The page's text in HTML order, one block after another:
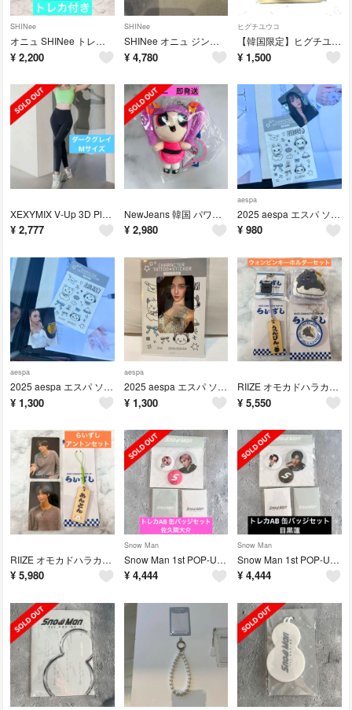
SHINee
オニュ SHINee ‎トレカ付き 靴下 ONEW JJINGNYANG'S
¥ 2,200
SHINee
SHINee オニュ ジンニャン ポップアップ モニターフィギュア 2個セット
¥ 4,780
ヒグチユウコ
【韓国限定】ヒグチユウコ ギュスターブくん スマホグリップ
¥ 1,500
XEXYMIX V-Up 3D Plus レギンス ダークグレイ M
¥ 2,777
NewJeans 韓国 パワーパフガールズ ぬいぐるみキーホルダー ハニ
¥ 2,980
aespa
2025 aespa エスパ ソウルコン タトゥーシール トレカ付き ジゼル
¥ 980
aespa
2025 aespa エスパ ソウルコン タトゥーシール トレカ付き カリナ
¥ 1,300
aespa
2025 aespa エスパ ソウルコン タトゥーシール トレカ付き ニンニン
¥ 1,300
RIIZE オモカドハラカド らいずし キーホルダーセット ウォンビン
¥ 5,550
RIIZE オモカドハラカド らいずし 特典トレカ 木札セット アントン
¥ 5,980
Snow Man
Snow Man 1st POP-UP トレカAB 缶バッジセット 佐久間大介
¥ 4,444
Snow Man
Snow Man 1st POP-UP トレカパックAB 缶バッジセット 目黒蓮
¥ 4,444